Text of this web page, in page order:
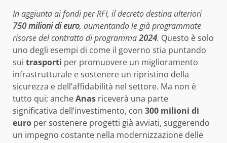
In aggiunta ai fondi per RFI, il decreto destina ulteriori
750 milioni di euro, aumentando le già programmate
risorse del contratto di programma2024. Questo è solo
uno degli esempi di come il governo stia puntando
sui trasporti per promuovere un miglioramento
infrastrutturale e sostenere un ripristino della
sicurezza e dell’affidabilità nel settore. Ma non è
tutto qui; ancheAnas riceverà una parte
significativa dell’investimento, con 300 milioni di
euro per sostenere progetti già avviati, suggerendo
un impegno costante nella modernizzazione delle